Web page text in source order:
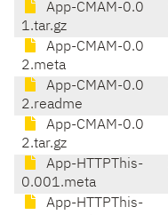
App-CMAM-0.0
1.tar.gz
App-CMAM-0.0
2.meta
App-CMAM-0.0
2.readme
App-CMAM-0.0
2.tar.gz
App-HTTPThis-
0.001.meta
App-HTTPThis-